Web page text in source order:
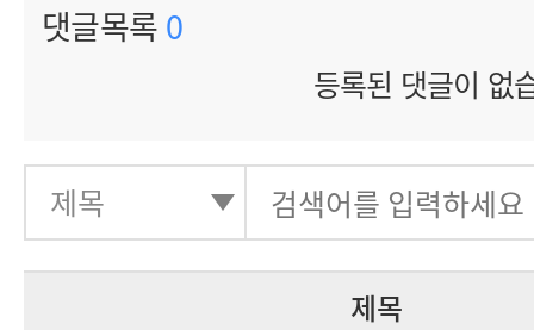
댓글목록 0
등록된 댓글이 없
제목